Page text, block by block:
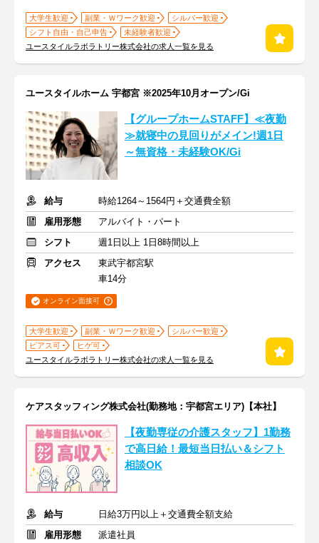
大学生歓迎 副業・Ｗワーク歓迎
シルバー歓迎
シフト自由・自己申告
未経験者歓迎
ユースタイルラボラトリー株式会社の求人一覧を見る
ユースタイルホーム 宇都宮 ※2025年10月オープン/Gi
【グループホームSTAFF】≪夜勤
≫就寝中の見回りがメイン!週1日
～無資格・未経験OK/Gi
給与
時給1264～1564円＋交通費全額
雇用形態
アルバイト・パート
シフト
週1日以上 1日8時間以上
アクセス
東武宇都宮駅
車14分
オンライン面接可
大学生歓迎 副業・Ｗワーク歓迎
シルバー歓迎
ピアス可
ヒゲ可
ユースタイルラボラトリー株式会社の求人一覧を見る
ケアスタッフィング株式会社(勤務地：宇都宮エリア)【本社】
【夜勤専従の介護スタッフ】1勤務
で高日給！最短当日払い＆シフト
相談OK
給与
日給3万円以上＋交通費全額支給
雇用形態
派遣社員